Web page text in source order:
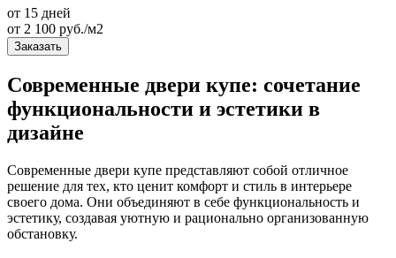
от 15 дней
от 2 100 руб./м2
Заказать
Современные двери купе: сочетание
функциональности и эстетики в
дизайне
Современные двери купе представляют собой отличное
решение для тех, кто ценит комфорт и стиль в интерьере
своего дома. Они объединяют в себе функциональность и
эстетику, создавая уютную и рационально организованную
обстановку.